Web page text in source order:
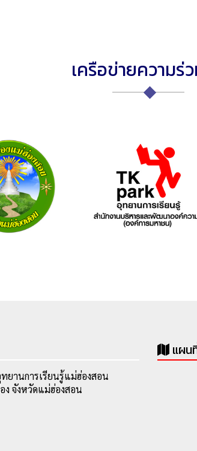
เครือข่ายความร่
านการเรียนรู้แม่ฮ่องสอน
จังหวัดแม่ฮ่องสอน
แผน